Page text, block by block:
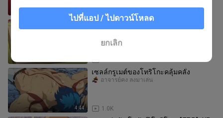
Toriko ตอน ผลการฝึกของโคมัตสึ
อาจารย์คง ลงมาเล่น
4:44
เซลล์กรูเมต์ของโทริโกะคลุ้มคลั่ง
1.0K
อาจารย์คง ลงมาเล่น
ไปที่แอป / ไปดาวน์โหลด
ยกเลิก